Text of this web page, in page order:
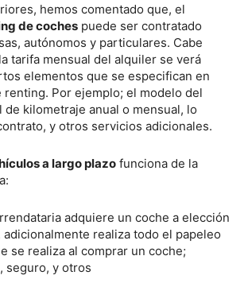
hemos comentado que, el
de coches puede ser contratado
autónomos y particulares. Cabe
tarifa mensual del alquiler se verá
elementos que se especifican en
renting. Por ejemplo; el modelo del
kilometraje anual o mensual, lo
y otros servicios adicionales.
a largo plazo funciona de la
adquiere un coche a elección
realiza todo el papeleo
se realiza al comprar un coche;
seguro, y otros